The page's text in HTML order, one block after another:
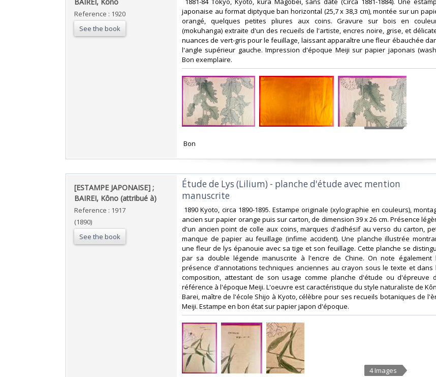
Reference : 1920
See the book
japonaise au format diptyque ban horizontal (25,7 x 38,3 cm), montée sur un
orangé, quelques petites pliures aux coins. Gravure sur bois en
(mokuhanga) extraite d'un des recueils de l'artiste, encres noire, grise, et
nuances de vert-gris pour le feuillage, laissant apparaître une fleur ébauchée
l'angle supérieur gauche. Impression d'époque Meiji sur papier japonais
Bon exemplaire.‎
4 Images
‎ Bon ‎
‎[ESTAMPE JAPONAISE] ;
BAIREI, Kôno (attribué à)‎
Reference : 1917
(1890)
See the book
‎Étude de Lys (Lilium) - planche d'étude avec mention
manuscrite‎
1890 Kyoto, circa 1890-1895. Estampe originale (xylographie en couleurs),
ancien sur papier orange puis sur carton, de dimension 39 x 26 cm. Présence
d'un ancien point de colle aux coins, marques d'adhésif au verso du carton,
manque de papier au feuillage (infime accident). Une planche illustrée
une fleur de lys épanouie avec sa tige et son feuillage. Cette planche se
par sa double légende manuscrite à l'encre de Chine. On note également
présence d'annotations techniques anciennes au crayon sous le texte et dans
composition, attestant de son usage comme planche d'étude ou d'épreuve
référence à l'époque Meiji. L'oeuvre est caractéristique du style naturaliste de
Barei, maître de l'école Shijo à Kyoto, célèbre pour ses recueils botaniques de
Meiji. Estampe en bon état sur papier japon d'époque.‎
4 Images